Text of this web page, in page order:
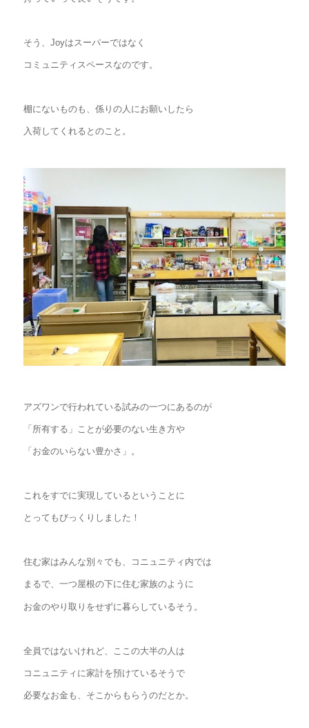
そう、Joyはスーパーではなく
コミュニティスペースなのです。
棚にないものも、係りの人にお願いしたら
入荷してくれるとのこと。
アズワンで行われている試みの一つにあるのが
「所有する」ことが必要のない生き方や
「お金のいらない豊かさ」。
これをすでに実現しているということに
とってもびっくりしました！
住む家はみんな別々でも、コニュニティ内では
まるで、一つ屋根の下に住む家族のように
お金のやり取りをせずに暮らしているそう。
全員ではないけれど、ここの大半の人は
コニュニティに家計を預けているそうで
必要なお金も、そこからもらうのだとか。